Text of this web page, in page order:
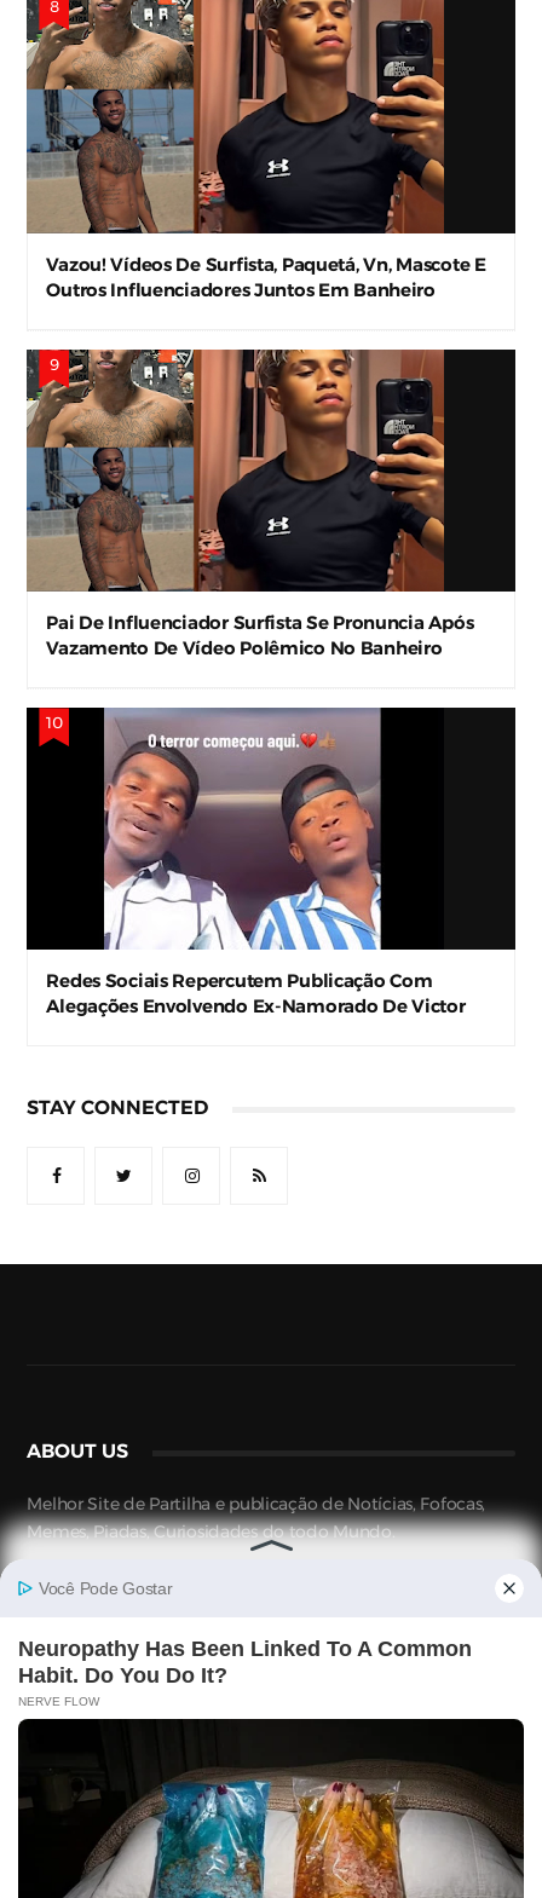
Vazou! Vídeos De Surfista, Paquetá, Vn, Mascote E
Outros Influenciadores Juntos Em Banheiro
Pai De Influenciador Surfista Se Pronuncia Após
Vazamento De Vídeo Polêmico No Banheiro
Redes Sociais Repercutem Publicação Com
Alegações Envolvendo Ex-Namorado De Victor
STAY CONNECTED
ABOUT US
Melhor Site de Partilha e publicação de Notícias, Fofocas,
Memes, Piadas, Curiosidades do todo Mundo.
Email :Memeiros Contacto
CONNECT WITH US